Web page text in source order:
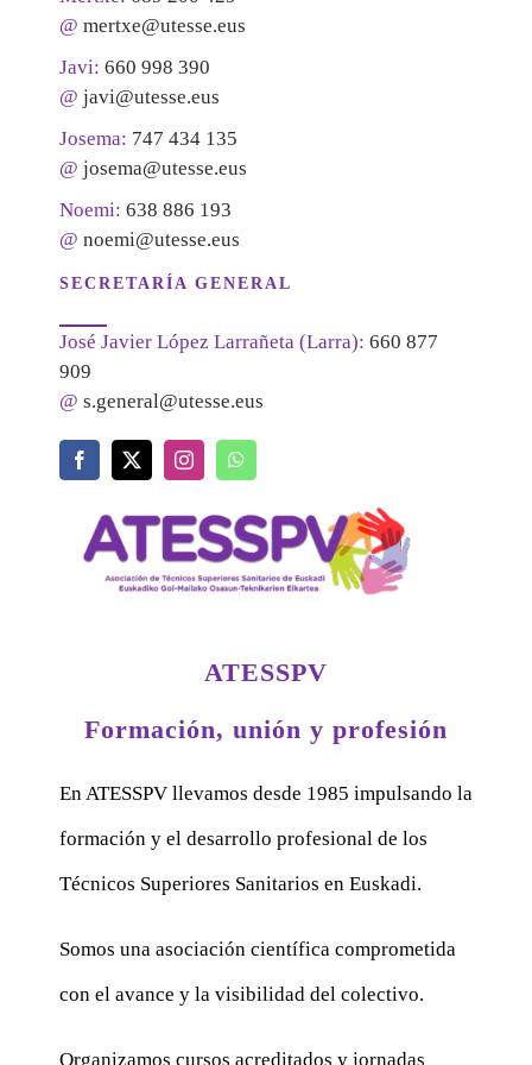
@ mertxe@utesse.eus
Javi: 660 998 390
@ javi@utesse.eus
Josema: 747 434 135
@ josema@utesse.eus
Noemi: 638 886 193
@ noemi@utesse.eus
SECRETARÍA GENERAL
José Javier López Larrañeta (Larra): 660 877
909
@ s.general@utesse.eus
ATESSPV
Formación, unión y profesión
En ATESSPV llevamos desde 1985 impulsando la
formación y el desarrollo profesional de los
Técnicos Superiores Sanitarios en Euskadi.
Somos una asociación científica comprometida
con el avance y la visibilidad del colectivo.
Organizamos cursos acreditados y jornadas